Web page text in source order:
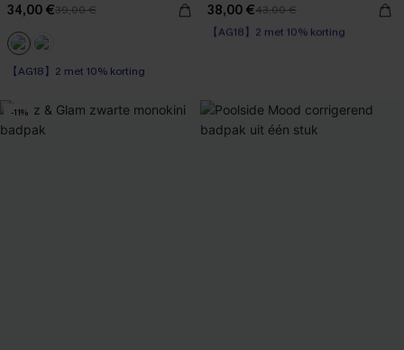
34,00 €39,00 €
【AG18】2 met 10% korting
38,00 €43,00 €
【AG18】2 met 10% korting
High Waist
-11%